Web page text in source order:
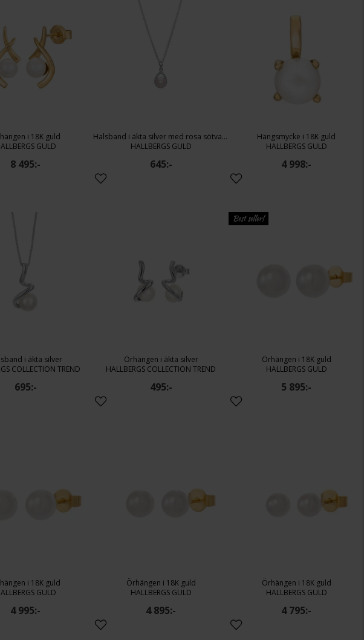
i 18K guld
GULD
8 495:-
Halsband i äkta silver med rosa sötvattenspärla
HALLBERGS GULD
645:-
Hängsmycke i 18K guld
HALLBERGS GULD
4 998:-
i äkta silver
COLLECTION TREND
695:-
Örhängen i äkta silver
HALLBERGS COLLECTION TREND
495:-
Best seller!
Örhängen i 18K guld
HALLBERGS GULD
5 895:-
i 18K guld
GULD
4 995:-
Örhängen i 18K guld
HALLBERGS GULD
4 895:-
Örhängen i 18K guld
HALLBERGS GULD
4 795:-